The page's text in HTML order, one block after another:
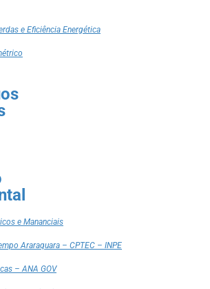
e Eficiência Energética
e Mananciais
Araraquara – CPTEC – INPE
– ANA GOV